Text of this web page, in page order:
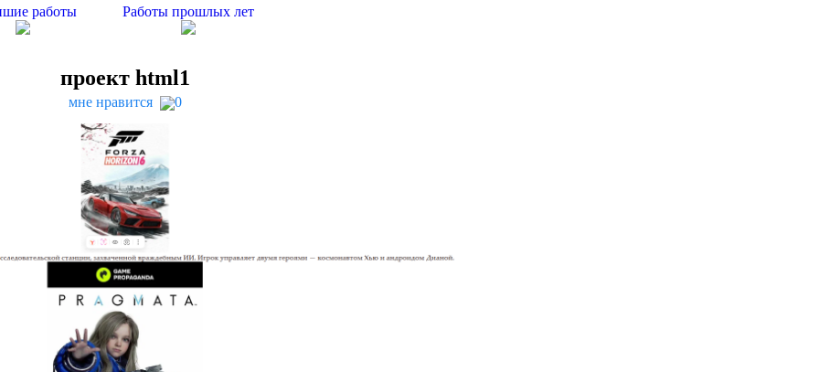
работы Работы прошлых лет
проект html 1
мне нравится 0